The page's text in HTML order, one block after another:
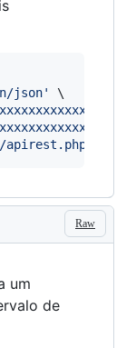
json'
\
Raw
um
de